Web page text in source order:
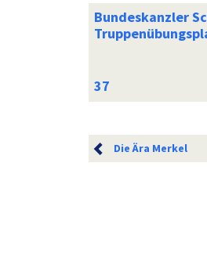
Bundeskanzler
Die Ära Merkel